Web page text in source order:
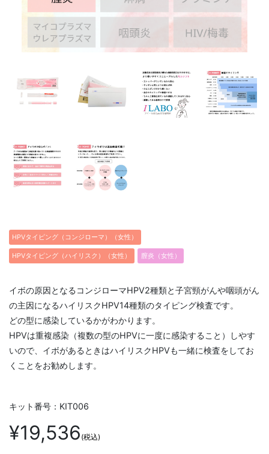
HPVタイピング（コンジローマ）（女性）
HPVタイピング（ハイリスク）（女性） 膣炎（女性）
イボの原因となるコンジローマHPV2種類と子宮頸がんや咽頭がん
の主因になるハイリスクHPV14種類のタイピング検査です。
どの型に感染しているかがわかります。
HPVは重複感染（複数の型のHPVに一度に感染すること）しやす
いので、イボがあるときはハイリスクHPVも一緒に検査をしてお
くことをお勧めします。
キット番号：KIT006
¥19,536 (税込)